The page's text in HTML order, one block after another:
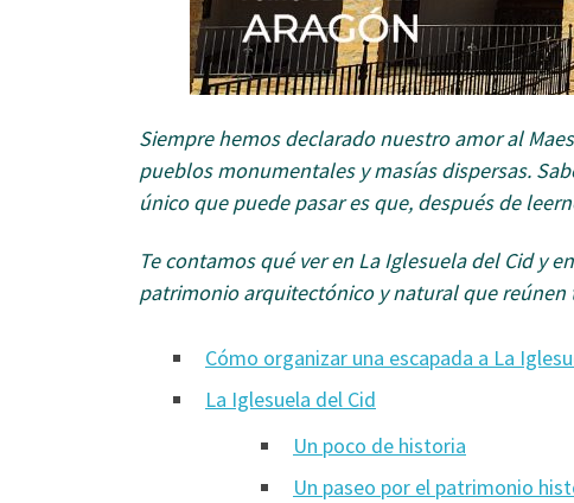
Siempre hemos declarado nuestro amor al
pueblos monumentales y masías dispersas.
único que puede pasar es que, después de
Te contamos qué ver en La Iglesuela del Cid y
patrimonio arquitectónico y natural que reúnen
Cómo organizar una escapada a La
La Iglesuela del Cid
Un poco de historia
Un paseo por el patrimonio